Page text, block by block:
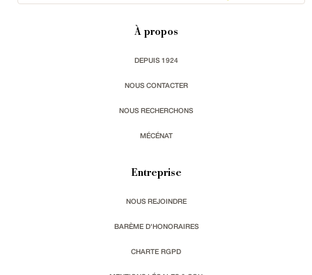
À propos
DEPUIS 1924
NOUS CONTACTER
NOUS RECHERCHONS
MÉCÉNAT
Entreprise
NOUS REJOINDRE
BARÈME D'HONORAIRES
CHARTE RGPD